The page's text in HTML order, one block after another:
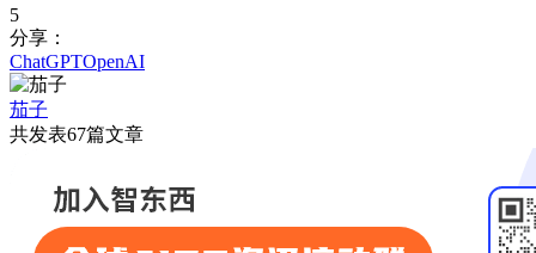
5
分享：
ChatGPTOpenAI
茄子
共发表67篇文章